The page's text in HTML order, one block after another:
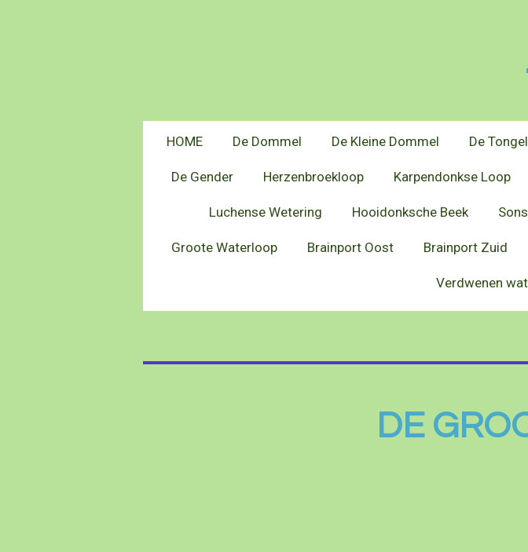
HOME De Dommel De Kleine Dommel De
De Gender Herzenbroekloop Karpendonkse Loop
Luchense Wetering Hooidonksche Beek
Groote Waterloop Brainport Oost Brainport Zuid
Verdwenen
DE